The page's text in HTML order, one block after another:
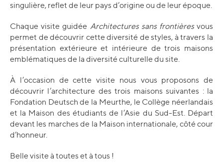
singulière, reflet de leur pays d’origine ou de leur époque.
Chaque visite guidée Architectures sans frontièresvous
permet de découvrir cette diversité de styles, à travers la
présentation extérieure et intérieure de trois maisons
emblématiques de la diversité culturelle du site.
À l’occasion de cette visite nous vous proposons de
découvrir l’architecture des trois maisons suivantes : la
Fondation Deutsch de la Meurthe, le Collège néerlandais
et la Maison des étudiants de l’Asie du Sud-Est. Départ
devant les marches de la Maison internationale, côté cour
d’honneur.
Belle visite à toutes et à tous !